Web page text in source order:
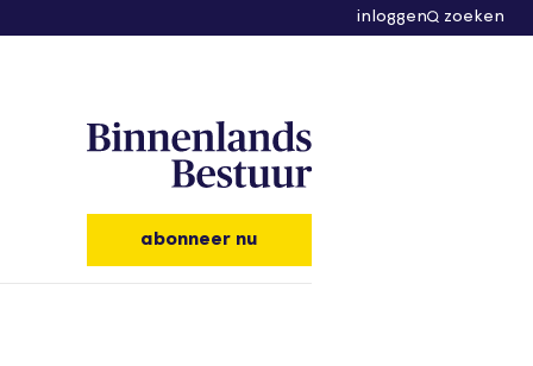
inloggen zoeken
abonneer nu